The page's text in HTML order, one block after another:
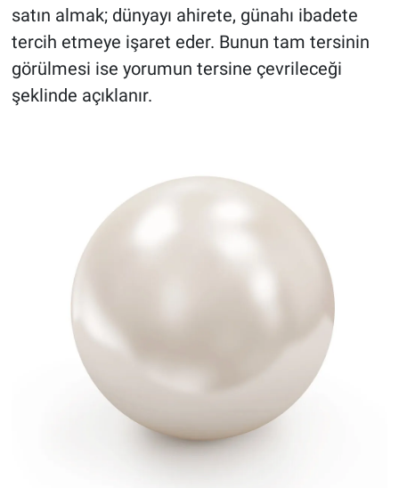
satın almak; dünyayı ahirete, günahı ibadete
tercih etmeye işaret eder. Bunun tam tersinin
görülmesi ise yorumun tersine çevrileceği
şeklinde açıklanır.